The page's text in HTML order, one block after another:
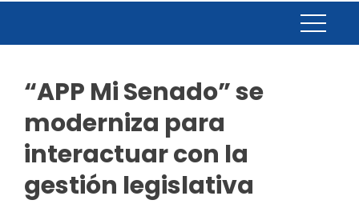
“APP Mi Senado” se
moderniza para
interactuar con la
gestión legislativa